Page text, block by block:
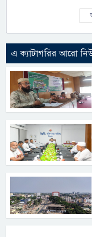
এ ক্যাটাগরির আরো